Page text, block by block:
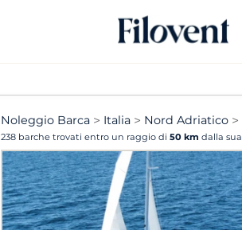
Noleggio Barca Italia Nord Adriatico
238 barche trovati entro un raggio di 50 km dalla